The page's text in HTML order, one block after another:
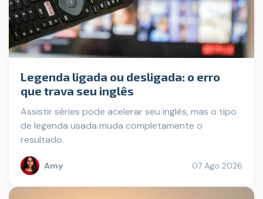
Legenda ligada ou desligada: o erro
que trava seu inglês
Assistir séries pode acelerar seu inglês, mas o tipo
de legenda usada muda completamente o
resultado.
Amy 07 Ago 2026